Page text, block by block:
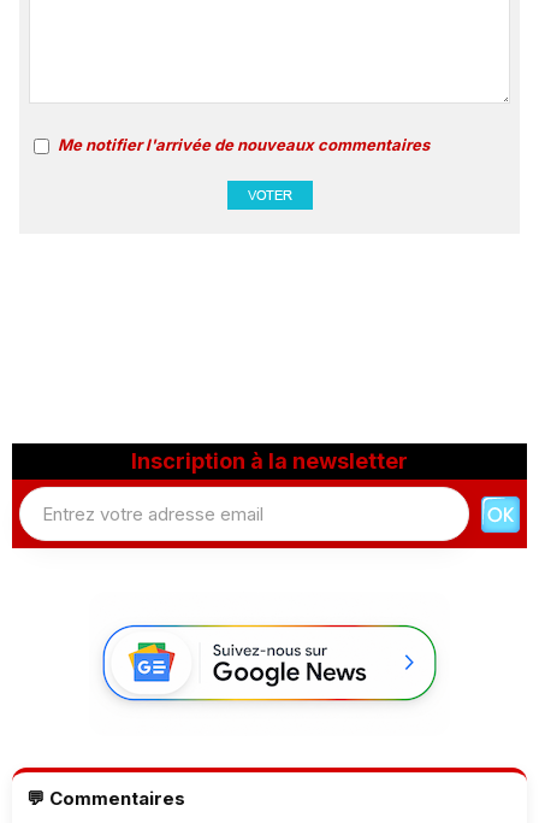
Me notifier l'arrivée de nouveaux commentaires
Inscription à la newsletter
💬 Commentaires